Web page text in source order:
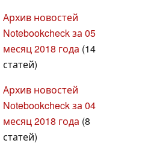
Архив новостей
Notebookcheck за 05
месяц 2018 года (14
статей)
Архив новостей
Notebookcheck за 04
месяц 2018 года (8
статей)